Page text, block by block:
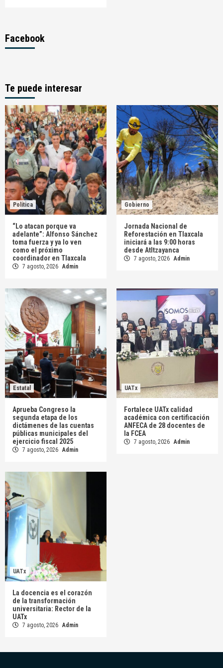
Facebook
Te puede interesar
Política
“Lo atacan porque va
adelante”: Alfonso Sánchez
toma fuerza y ya lo ven
como el próximo
coordinador en Tlaxcala
7 agosto, 2026 Admin
Gobierno
Jornada Nacional de
Reforestación en Tlaxcala
iniciará a las 9:00 horas
desde Atltzayanca
7 agosto, 2026 Admin
Estatal
Aprueba Congreso la
segunda etapa de los
dictámenes de las cuentas
públicas municipales del
ejercicio fiscal 2025
7 agosto, 2026 Admin
UATx
Fortalece UATx calidad
académica con certificación
ANFECA de 28 docentes de
la FCEA
7 agosto, 2026 Admin
UATx
La docencia es el corazón
de la transformación
universitaria: Rector de la
UATx
7 agosto, 2026 Admin